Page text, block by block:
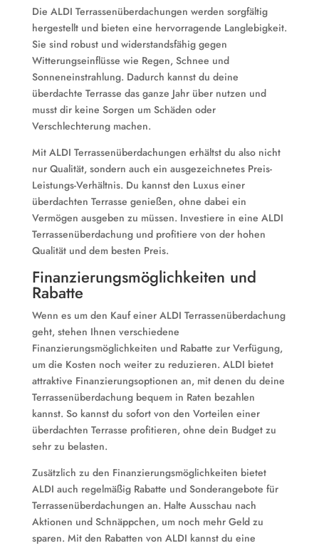
Die ALDI Terrassenüberdachungen werden sorgfältig
hergestellt und bieten eine hervorragende Langlebigkeit.
Sie sind robust und widerstandsfähig gegen
Witterungseinflüsse wie Regen, Schnee und
Sonneneinstrahlung. Dadurch kannst du deine
überdachte Terrasse das ganze Jahr über nutzen und
musst dir keine Sorgen um Schäden oder
Verschlechterung machen.
Mit ALDI Terrassenüberdachungen erhältst du also nicht
nur Qualität, sondern auch ein ausgezeichnetes Preis-
Leistungs-Verhältnis. Du kannst den Luxus einer
überdachten Terrasse genießen, ohne dabei ein
Vermögen ausgeben zu müssen. Investiere in eine ALDI
Terrassenüberdachung und profitiere von der hohen
Qualität und dem besten Preis.
Finanzierungsmöglichkeiten und
Rabatte
Wenn es um den Kauf einer ALDI Terrassenüberdachung
geht, stehen Ihnen verschiedene
Finanzierungsmöglichkeiten und Rabatte zur Verfügung,
um die Kosten noch weiter zu reduzieren. ALDI bietet
attraktive Finanzierungsoptionen an, mit denen du deine
Terrassenüberdachung bequem in Raten bezahlen
kannst. So kannst du sofort von den Vorteilen einer
überdachten Terrasse profitieren, ohne dein Budget zu
sehr zu belasten.
Zusätzlich zu den Finanzierungsmöglichkeiten bietet
ALDI auch regelmäßig Rabatte und Sonderangebote für
Terrassenüberdachungen an. Halte Ausschau nach
Aktionen und Schnäppchen, um noch mehr Geld zu
sparen. Mit den Rabatten von ALDI kannst du eine